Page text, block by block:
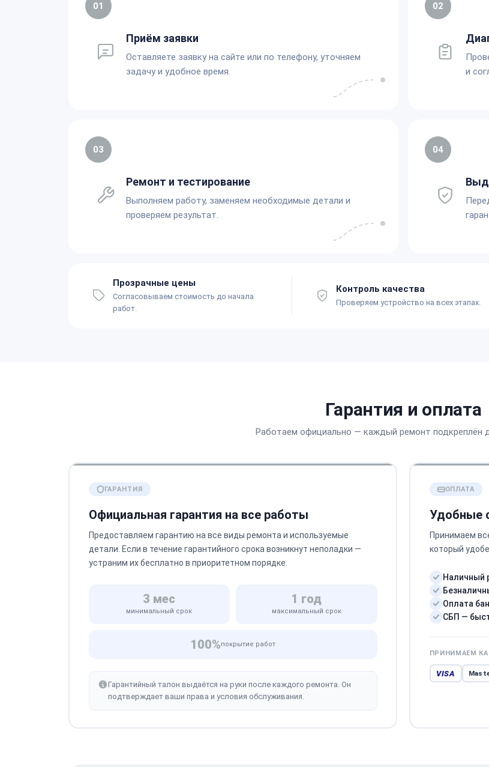
01
Приём заявки
Оставляете заявку на сайте или по телефону, уточняем
задачу и удобное время.
02
и
03
Ремонт и тестирование
Выполняем работу, заменяем необходимые детали и
проверяем результат.
04
Прозрачные цены
Согласовываем стоимость до начала
работ.
Контроль качества
Проверяем устройство на всех этапах.
Гарантия и оплата
Работаем официально — каждый ремонт подкреплён
ГАРАНТИЯ
Официальная гарантия на все работы
Предоставляем гарантию на все виды ремонта и используемые
детали. Если в течение гарантийного срока возникнут неполадки —
устраним их бесплатно в приоритетном порядке.
3 мес
минимальный срок
1 год
максимальный срок
100%покрытие работ
Гарантийный талон выдаётся на руки после каждого ремонта. Он
подтверждает ваши права и условия обслуживания.
ОПЛАТА
Удобные
Принимаем
который
Наличный
Оплата
СБП —
ПРИНИМАЕМ
VISA